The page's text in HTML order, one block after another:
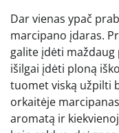
Dar vienas ypač
marcipano įdaras.
galite įdėti maždaug
išilgai įdėti ploną
tuomet viską užpilti
orkaitėje
aromatą ir